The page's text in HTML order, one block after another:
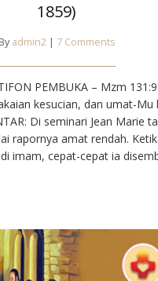
1859)
By admin2 | 7 Comments
PEMBUKA – Mzm
kesucian, dan umat-Mu
Di seminari Jean Marie
rapornya amat rendah.
imam, cepat-cepat ia
ia takkan berbuat